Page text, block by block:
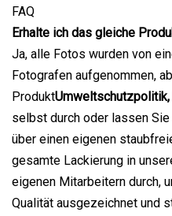
FAQ
Erhalte ich das gleiche
Ja, alle Fotos wurden von
Fotografen aufgenommen,
ProduktUmweltschutzpolitik,
selbst durch oder lassen
über einen eigenen
gesamte Lackierung in
eigenen Mitarbeitern durch,
Qualität ausgezeichnet und